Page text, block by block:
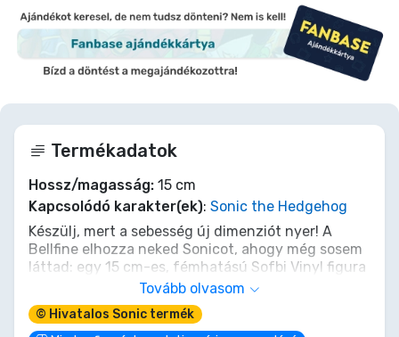
Termékadatok
Hossz/magasság: 15 cm
Kapcsolódó karakter(ek): Sonic the Hedgehog
Készülj, mert a sebesség új dimenziót nyer! A
Bellfine elhozza neked Sonicot, ahogy még sosem
láttad: egy 15 cm-es, fémhatású Sofbi Vinyl figura
formájában, ami csak úgy szikrázik az energiától!
Ez a kék villám készen áll, hogy egy Spin Dash-sel
berobbanjon a gyűjteményedbe, és stílusosan
Tovább olvasom
© Hivatalos Sonic termék